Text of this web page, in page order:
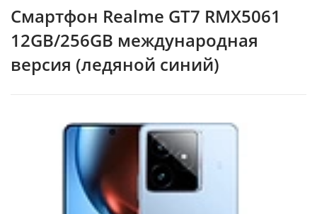
Смартфон Realme GT7 RMX5061
12GB/256GB международная
версия (ледяной синий)